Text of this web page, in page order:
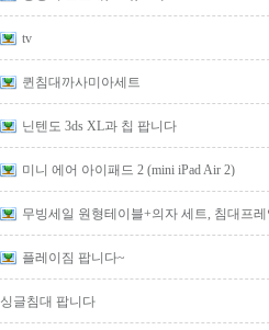
tv
퀸침대까사미아세트
닌텐도 3ds XL과 칩 팝니다
미니 에어 아이패드 2 (mini iPad Air 2)
무빙세일 원형테이블+의자 세트, 침대프레
플레이짐 팝니다~
싱글침대 팝니다